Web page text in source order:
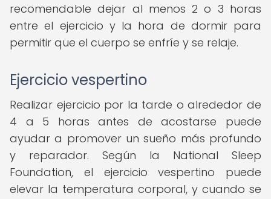
recomendable dejar al menos 2 o 3 horas
entre el ejercicio y la hora de dormir para
permitir que el cuerpo se enfríe y se relaje.
Ejercicio vespertino
Realizar ejercicio por la tarde o alrededor de
4 a 5 horas antes de acostarse puede
ayudar a promover un sueño más profundo
y reparador. Según la National Sleep
Foundation, el ejercicio vespertino puede
elevar la temperatura corporal, y cuando se